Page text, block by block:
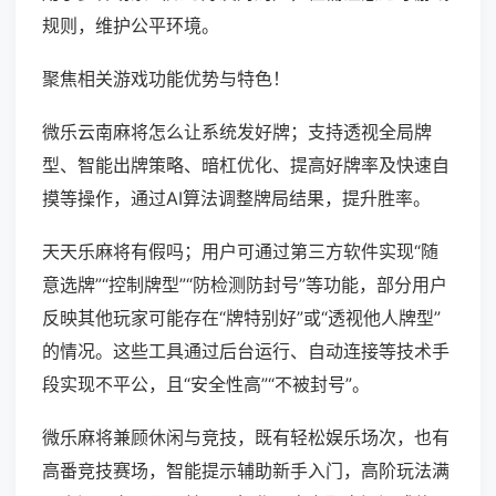
规则，维护公平环境。
聚焦相关游戏功能优势与特色！
微乐云南麻将怎么让系统发好牌；支持透视全局牌
型、智能出牌策略、暗杠优化、提高好牌率及快速自
摸等操作，通过AI算法调整牌局结果，提升胜率。
天天乐麻将有假吗；用户可通过第三方软件实现“随
意选牌”“控制牌型”“防检测防封号”等功能，部分用户
反映其他玩家可能存在“牌特别好”或“透视他人牌型”
的情况。这些工具通过后台运行、自动连接等技术手
段实现不平公，且“安全性高”“不被封号”。
微乐麻将兼顾休闲与竞技，既有轻松娱乐场次，也有
高番竞技赛场，智能提示辅助新手入门，高阶玩法满